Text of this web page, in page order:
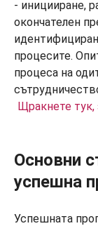
Щракнете тук,
Основни
успешна
Успешната